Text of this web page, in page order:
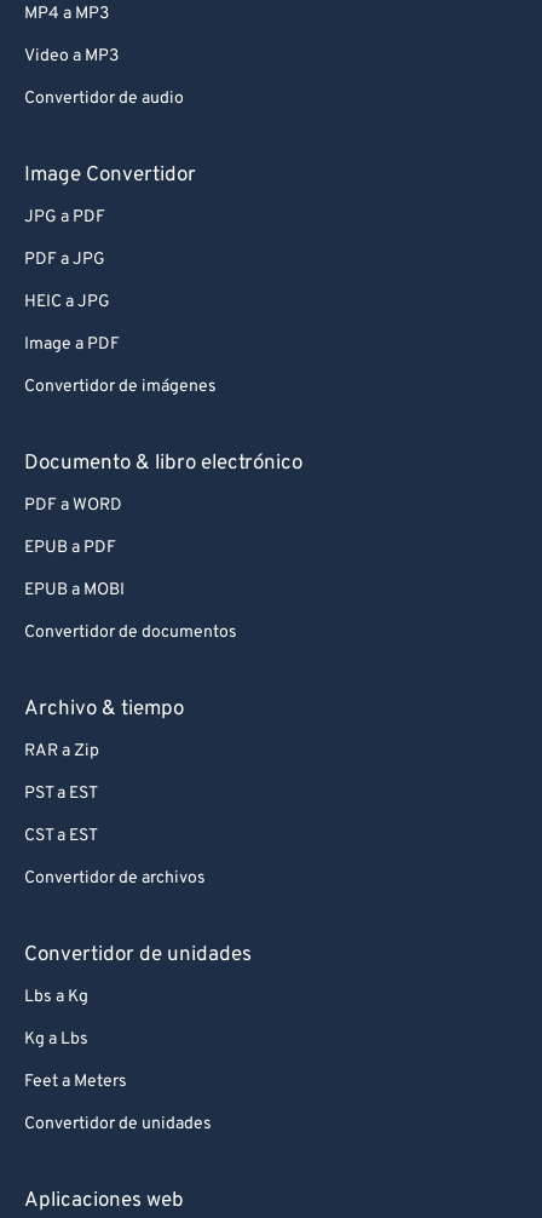
MP4 a MP3
Video a MP3
Convertidor de audio
Image Convertidor
JPG a PDF
PDF a JPG
HEIC a JPG
Image a PDF
Convertidor de imágenes
Documento & libro electrónico
PDF a WORD
EPUB a PDF
EPUB a MOBI
Convertidor de documentos
Archivo & tiempo
RAR a Zip
PST a EST
CST a EST
Convertidor de archivos
Convertidor de unidades
Lbs a Kg
Kg a Lbs
Feet a Meters
Convertidor de unidades
Aplicaciones web